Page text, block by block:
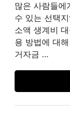
많은 사람들에
수 있는 선택
소액 생계비
용 방법에 대
거자금 …